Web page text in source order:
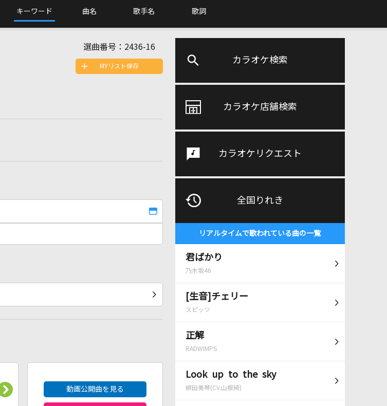
キーワード 曲名 歌手名 歌詞
カラオケ検索
カラオケ店舗検索
カラオケリクエスト
全国りれき
リアルタイムで歌われている曲の一覧
君ばかり
乃木坂46
[生音]チェリー
スピッツ
正解
RADWIMPS
Look up to the sky
緋田美琴(CV.山根綺)
選曲番号： 2436-16
MYリスト保存
動画公開曲を見る